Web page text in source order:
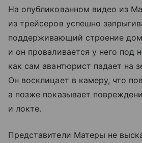
На опубликованном видео из
из трейсеров успешно
поддерживающий строение
и он проваливается у него под
как сам авантюрист падает на
Он восклицает в камеру, что
а позже показывает
и локте.
Представители Матеры не